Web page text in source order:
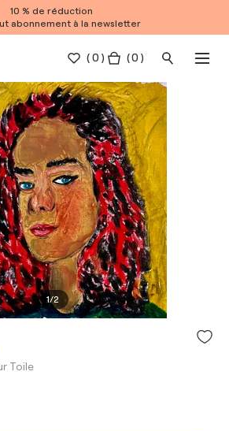
10 % de réduction
abonnement à la newsletter
(0 ) ( 0 )
1/2
Toile